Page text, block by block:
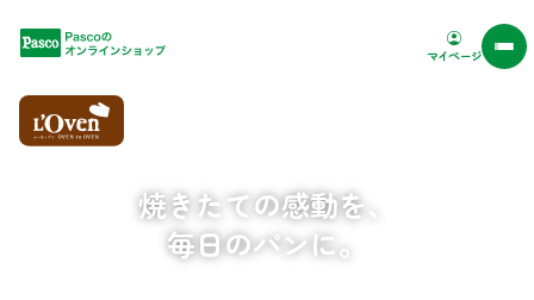
Pascoオンラインショップ マイページ
焼きたての感動を、
毎日のパンに。